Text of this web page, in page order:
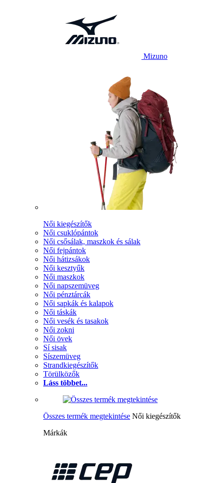
Mizuno
Női kiegészítők
Női csuklópántok
Női csősálak, maszkok és sálak
Női fejpántok
Női hátizsákok
Női kesztyűk
Női maszkok
Női napszemüveg
Női pénztárcák
Női sapkák és kalapok
Női táskák
Női vesék és tasakok
Női zokni
Női övek
Sí sisak
Síszemüveg
Strandkiegészítők
Törülközők
Láss többet...
Összes termék megtekintése Női kiegészítők
Márkák